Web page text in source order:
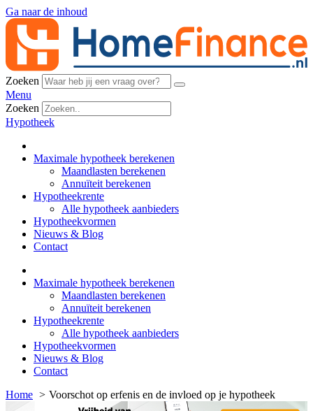
Ga naar de inhoud
Zoeken
Menu
Zoeken
Hypotheek
Maximale hypotheek berekenen
Maandlasten berekenen
Annuïteit berekenen
Hypotheekrente
Alle hypotheek aanbieders
Hypotheekvormen
Nieuws & Blog
Contact
Maximale hypotheek berekenen
Maandlasten berekenen
Annuïteit berekenen
Hypotheekrente
Alle hypotheek aanbieders
Hypotheekvormen
Nieuws & Blog
Contact
Home
Voorschot op erfenis en de invloed op je hypotheek